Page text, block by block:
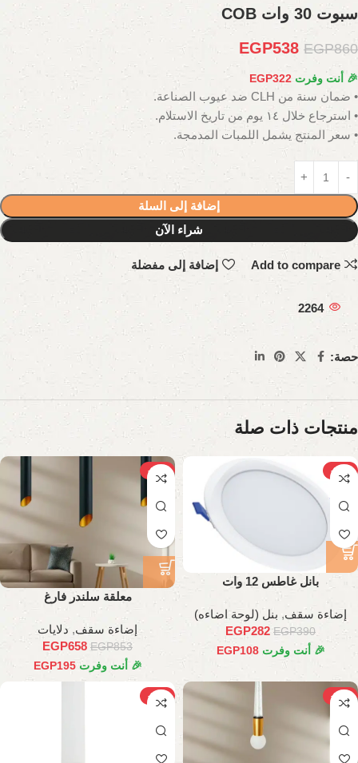
سبوت 30 وات COB
EGP860
EGP538
🎉 أنت وفرت EGP322
• ضمان سنة من CLH ضد عيوب الصناعة.
• استرجاع خلال ١٤ يوم من تاريخ الاستلام.
• سعر المنتج يشمل اللمبات المدمجة.
إضافة إلى السلة
شراء الآن
Add to compare إضافة إلى مفضلة
2264
حصة:
منتجات ذات صلة
-28%
بانل غاطس 12 وات
إضاءة سقف, بنل (لوحة اضاءه)
EGP390
EGP282
🎉 أنت وفرت EGP108
-23%
معلقة سلندر فارغ
إضاءة سقف, دلايات
EGP853
EGP658
🎉 أنت وفرت EGP195
-25%
-22%